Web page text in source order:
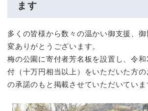
ます
多くの皆様から数々の温かい御支援、
変ありがとうございます。
梅の公園に寄付者芳名板を設置し、令
付（十万円相当以上）をいただいた方
の承諾のもと掲載させていただいていま